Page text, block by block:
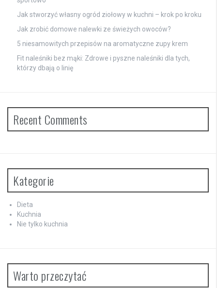
Jak stworzyć własny ogród ziołowy w kuchni – krok po kroku
Jak zrobić domowe nalewki ze świeżych owoców?
5 niesamowitych przepisów na aromatyczne zupy krem
Fit naleśniki bez mąki: Zdrowe i pyszne naleśniki dla tych,
którzy dbają o linię
Recent Comments
Kategorie
Dieta
Kuchnia
Nie tylko kuchnia
Warto przeczytać